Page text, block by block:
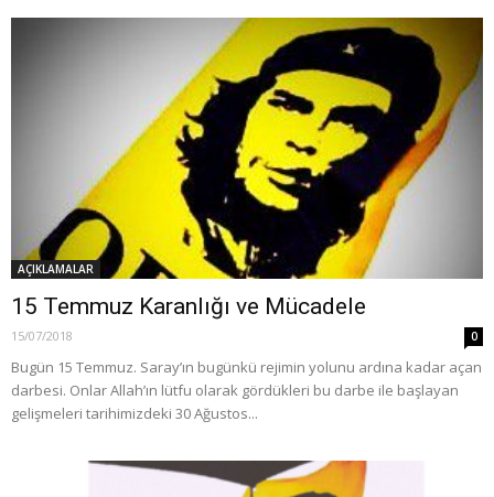
AÇIKLAMALAR
15 Temmuz Karanlığı ve Mücadele
15/07/2018 0
Bugün 15 Temmuz. Saray’ın bugünkü rejimin yolunu ardına kadar açan
darbesi. Onlar Allah’ın lütfu olarak gördükleri bu darbe ile başlayan
gelişmeleri tarihimizdeki 30 Ağustos...